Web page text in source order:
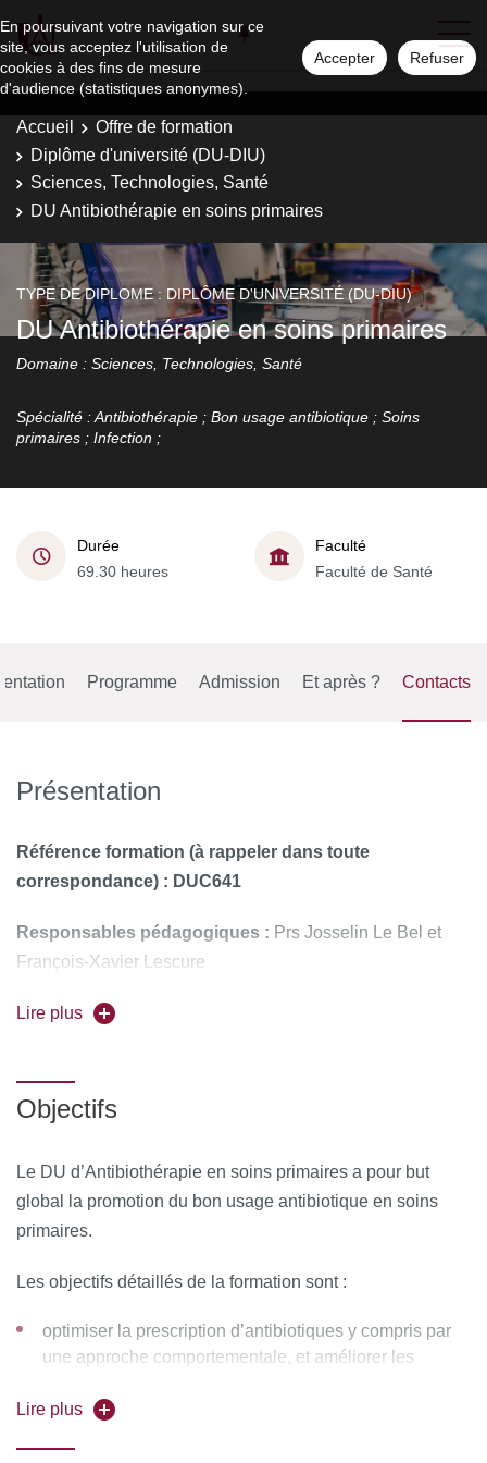
En poursuivant votre navigation sur ce
site, vous acceptez l'utilisation de
cookies à des fins de mesure
d'audience (statistiques anonymes).
Accepter Refuser
Accueil
Offre de formation
Diplôme d'université (DU-DIU)
Sciences, Technologies, Santé
DU Antibiothérapie en soins primaires
TYPE DE DIPLOME : DIPLÔME D'UNIVERSITÉ (DU-DIU)
DU Antibiothérapie en soins primaires
Domaine : Sciences, Technologies, Santé
Spécialité : Antibiothérapie ; Bon usage antibiotique ; Soins
primaires ; Infection ;
Durée
69.30 heures
Faculté
Faculté de Santé
Programme Admission Et après ? Contacts
Présentation
Référence formation (à rappeler dans toute
correspondance) : DUC641
Responsables pédagogiques : Prs Josselin Le Bel et
François-Xavier Lescure
Coordinateurs pédagogiques :
synchrone
Pour vous inscrire, déposez votre candidature sur
C@nditOnLine
Lire plus
Objectifs
Le DU d’Antibiothérapie en soins primaires a pour but
global la promotion du bon usage antibiotique en soins
primaires.
Les objectifs détaillés de la formation sont :
optimiser la prescription d’antibiotiques y compris par
une approche comportementale, et améliorer les
une situation de résistance aux antibiotiques.
améliorer les connaissances diagnostiques et
Lire plus